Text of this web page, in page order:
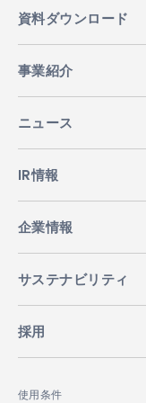
資料ダウンロード
事業紹介
ニュース
IR情報
企業情報
サステナビリティ
採用
使用条件